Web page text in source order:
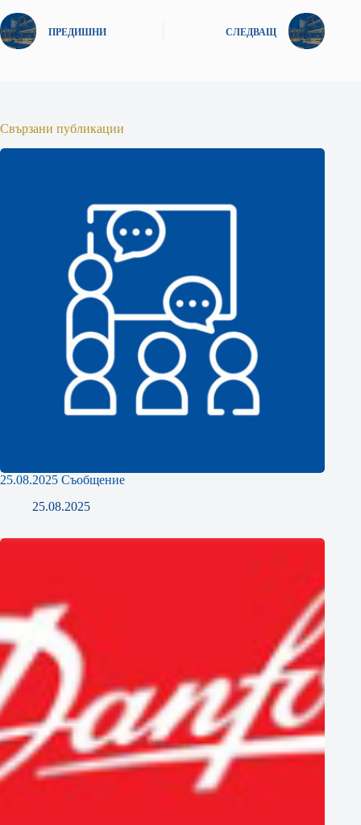
ПРЕДИШНИ СЛЕДВАЩ
Свързани публикации
25.08.2025 Съобщение
25.08.2025